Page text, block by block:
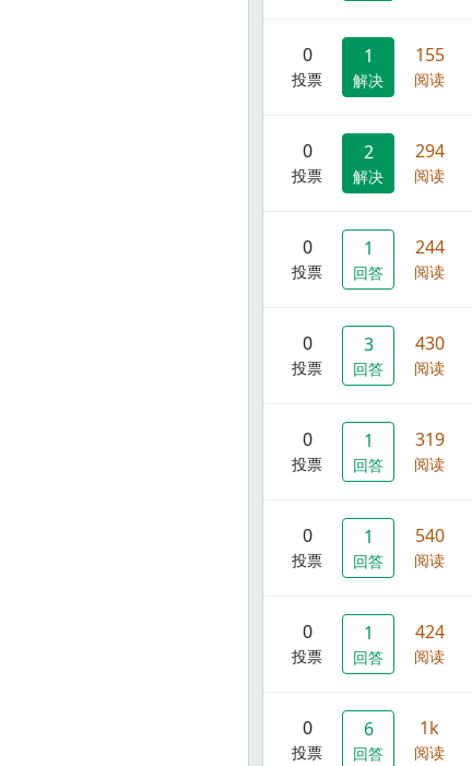
0
投票
1
解决
155
阅读
0
投票
2
解决
294
阅读
0
投票
1
回答
244
阅读
0
投票
3
回答
430
阅读
0
投票
1
回答
319
阅读
0
投票
1
回答
540
阅读
0
投票
1
回答
424
阅读
0
投票
6
回答
1k
阅读